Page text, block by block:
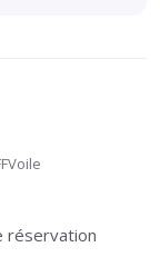
réservation